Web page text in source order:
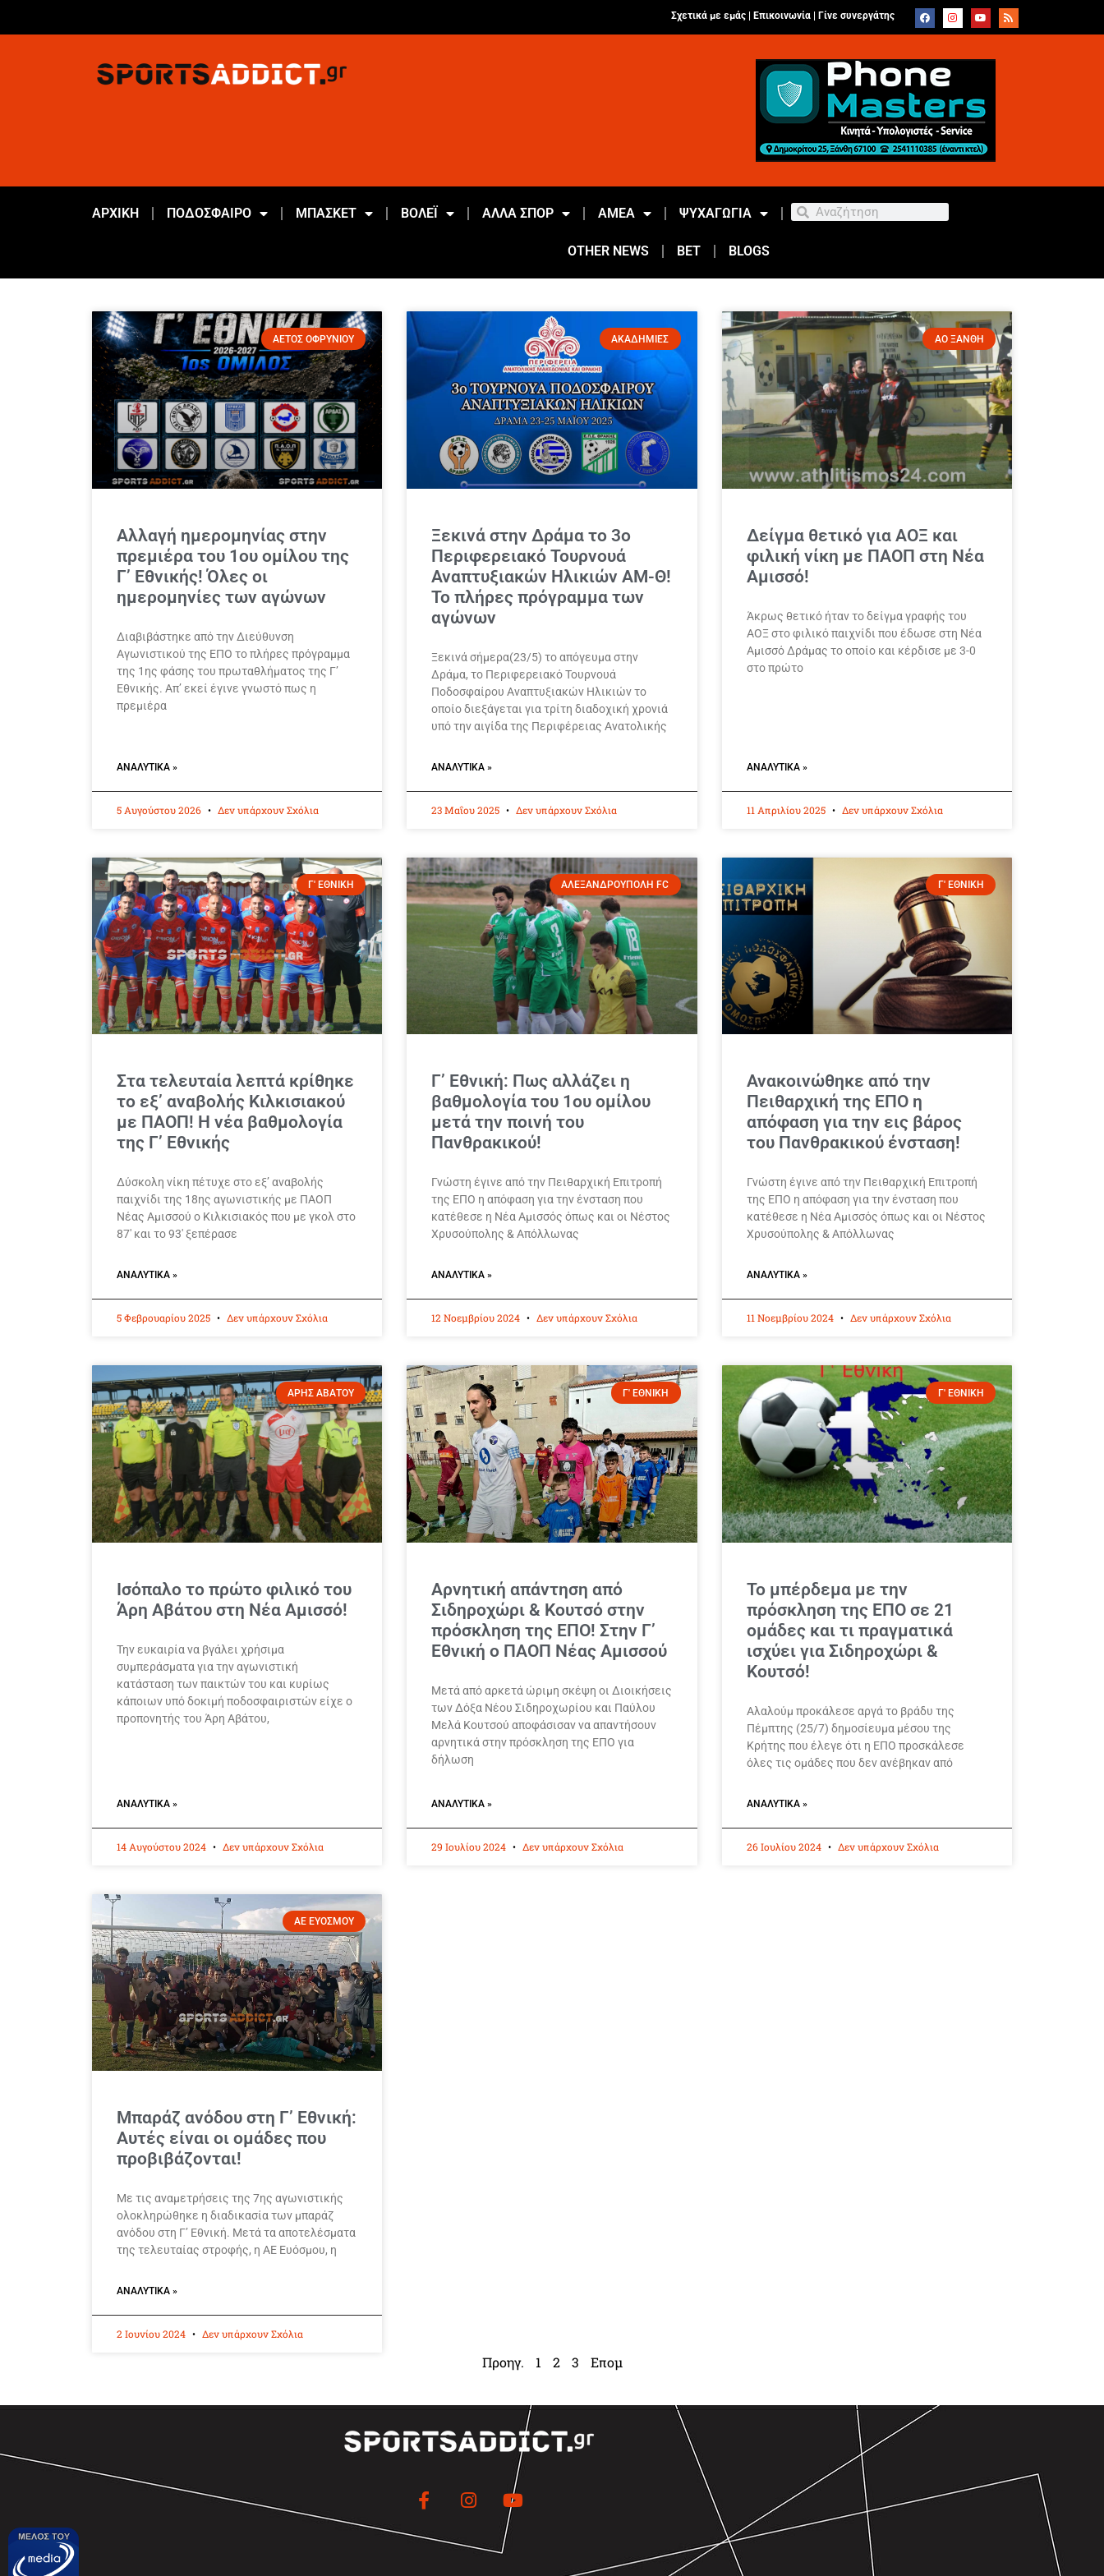
Σχετικά με εμάς | Επικοινωνία Γίνε συνεργάτης
ΑΡΧΙΚΗ ΠΟΔΟΣΦΑΙΡΟ ΜΠΑΣΚΕΤ ΒΟΛΕΪ ΑΛΛΑ ΣΠΟΡ ΑΜΕΑ ΨΥΧΑΓΩΓΙΑ
OTHER NEWS BET BLOGS
ΑΕΤΟΣ ΟΦΡΥΝΙΟΥ
Αλλαγή ημερομηνίας στην
πρεμιέρα του 1ου ομίλου της
Γ’ Εθνικής! Όλες οι
ημερομηνίες των αγώνων
Διαβιβάστηκε από την Διεύθυνση
Αγωνιστικού της ΕΠΟ το πλήρες πρόγραμμα
της 1ης φάσης του πρωταθλήματος της Γ’
Εθνικής. Απ’ εκεί έγινε γνωστό πως η
πρεμιέρα
ΑΝΑΛΥΤΙΚΆ »
5 Αυγούστου 2026 Δεν υπάρχουν Σχόλια
ΑΚΑΔΗΜΙΕΣ
Ξεκινά στην Δράμα το 3ο
Περιφερειακό Τουρνουά
Αναπτυξιακών Ηλικιών ΑΜ-Θ!
Το πλήρες πρόγραμμα των
αγώνων
Ξεκινά σήμερα(23/5) το απόγευμα στην
Δράμα, το Περιφερειακό Τουρνουά
Ποδοσφαίρου Αναπτυξιακών Ηλικιών το
οποίο διεξάγεται για τρίτη διαδοχική χρονιά
υπό την αιγίδα της Περιφέρειας Ανατολικής
ΑΝΑΛΥΤΙΚΆ »
23 Μαΐου 2025 Δεν υπάρχουν Σχόλια
ΑΟ ΞΑΝΘΗ
Δείγμα θετικό για ΑΟΞ και
φιλική νίκη με ΠΑΟΠ στη Νέα
Αμισσό!
Άκρως θετικό ήταν το δείγμα γραφής του
ΑΟΞ στο φιλικό παιχνίδι που έδωσε στη Νέα
Αμισσό Δράμας το οποίο και κέρδισε με 3-0
στο πρώτο
ΑΝΑΛΥΤΙΚΆ »
11 Απριλίου 2025 Δεν υπάρχουν Σχόλια
Γ' ΕΘΝΙΚΗ
Στα τελευταία λεπτά κρίθηκε
το εξ’ αναβολής Κιλκισιακού
με ΠΑΟΠ! Η νέα βαθμολογία
της Γ’ Εθνικής
Δύσκολη νίκη πέτυχε στο εξ’ αναβολής
παιχνίδι της 18ης αγωνιστικής με ΠΑΟΠ
Νέας Αμισσού ο Κιλκισιακός που με γκολ στο
87′ και το 93′ ξεπέρασε
ΑΝΑΛΥΤΙΚΆ »
5 Φεβρουαρίου 2025 Δεν υπάρχουν Σχόλια
ΑΛΕΞΑΝΔΡΟΥΠΟΛΗ FC
Γ’ Εθνική: Πως αλλάζει η
βαθμολογία του 1ου ομίλου
μετά την ποινή του
Πανθρακικού!
Γνώστη έγινε από την Πειθαρχική Επιτροπή
της ΕΠΟ η απόφαση για την ένσταση που
κατέθεσε η Νέα Αμισσός όπως και οι Νέστος
Χρυσούπολης & Απόλλωνας
ΑΝΑΛΥΤΙΚΆ »
12 Νοεμβρίου 2024 Δεν υπάρχουν Σχόλια
Γ' ΕΘΝΙΚΗ
Ανακοινώθηκε από την
Πειθαρχική της ΕΠΟ η
απόφαση για την εις βάρος
του Πανθρακικού ένσταση!
Γνώστη έγινε από την Πειθαρχική Επιτροπή
της ΕΠΟ η απόφαση για την ένσταση που
κατέθεσε η Νέα Αμισσός όπως και οι Νέστος
Χρυσούπολης & Απόλλωνας
ΑΝΑΛΥΤΙΚΆ »
11 Νοεμβρίου 2024 Δεν υπάρχουν Σχόλια
ΑΡΗΣ ΑΒΑΤΟΥ
Ισόπαλο το πρώτο φιλικό του
Άρη Αβάτου στη Νέα Αμισσό!
Την ευκαιρία να βγάλει χρήσιμα
συμπεράσματα για την αγωνιστική
κατάσταση των παικτών του και κυρίως
κάποιων υπό δοκιμή ποδοσφαιριστών είχε ο
προπονητής του Άρη Αβάτου,
ΑΝΑΛΥΤΙΚΆ »
14 Αυγούστου 2024 Δεν υπάρχουν Σχόλια
Γ' ΕΘΝΙΚΗ
Αρνητική απάντηση από
Σιδηροχώρι & Κουτσό στην
πρόσκληση της ΕΠΟ! Στην Γ’
Εθνική ο ΠΑΟΠ Νέας Αμισσού
Μετά από αρκετά ώριμη σκέψη οι Διοικήσεις
των Δόξα Νέου Σιδηροχωρίου και Παύλου
Μελά Κουτσού αποφάσισαν να απαντήσουν
αρνητικά στην πρόσκληση της ΕΠΟ για
δήλωση
ΑΝΑΛΥΤΙΚΆ »
29 Ιουλίου 2024 Δεν υπάρχουν Σχόλια
Γ' ΕΘΝΙΚΗ
Το μπέρδεμα με την
πρόσκληση της ΕΠΟ σε 21
ομάδες και τι πραγματικά
ισχύει για Σιδηροχώρι &
Κουτσό!
Αλαλούμ προκάλεσε αργά το βράδυ της
Πέμπτης (25/7) δημοσίευμα μέσου της
Κρήτης που έλεγε ότι η ΕΠΟ προσκάλεσε
όλες τις ομάδες που δεν ανέβηκαν από
ΑΝΑΛΥΤΙΚΆ »
26 Ιουλίου 2024 Δεν υπάρχουν Σχόλια
ΑΕ ΕΥΟΣΜΟΥ
Μπαράζ ανόδου στη Γ’ Εθνική:
Αυτές είναι οι ομάδες που
προβιβάζονται!
Με τις αναμετρήσεις της 7ης αγωνιστικής
ολοκληρώθηκε η διαδικασία των μπαράζ
ανόδου στη Γ’ Εθνική. Μετά τα αποτελέσματα
της τελευταίας στροφής, η ΑΕ Ευόσμου, η
ΑΝΑΛΥΤΙΚΆ »
2 Ιουνίου 2024 Δεν υπάρχουν Σχόλια
Προηγ. 1 2 3 Επομ